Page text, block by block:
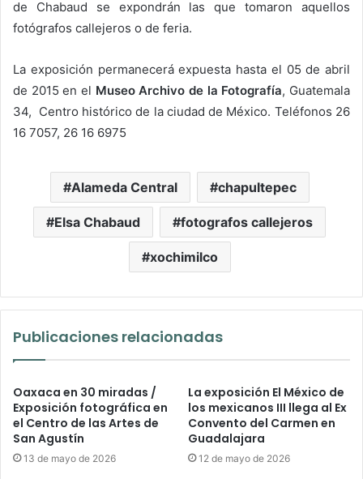
de Chabaud se expondrán las que tomaron aquellos
fotógrafos callejeros o de feria.
La exposición permanecerá expuesta hasta el 05 de abril
de 2015 en el Museo Archivo de la Fotografía, Guatemala
34, Centro histórico de la ciudad de México. Teléfonos 26
16 7057, 26 16 6975
Alameda Central chapultepec
Elsa Chabaud fotografos callejeros
xochimilco
Publicaciones relacionadas
Oaxaca en 30 miradas /
Exposición fotográfica en
el Centro de las Artes de
San Agustín
13 de mayo de 2026
La exposición El México de
los mexicanos III llega al Ex
Convento del Carmen en
Guadalajara
12 de mayo de 2026